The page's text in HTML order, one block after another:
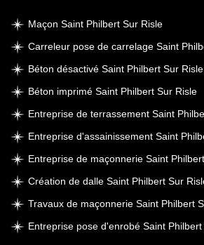
Maçon Saint Philbert Sur Risle
Carreleur pose de carrelage Saint
Béton désactivé Saint Philbert Sur Risle
Béton imprimé Saint Philbert Sur Risle
Entreprise de terrassement Saint
Entreprise d'assainissement Saint
Entreprise de maçonnerie Saint
Création de dalle Saint Philbert Sur
Travaux de maçonnerie Saint Philbert
Entreprise pose d'enrobé Saint